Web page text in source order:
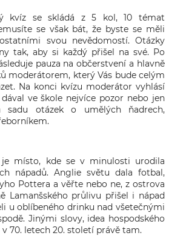
kvíz se skládá z 5 kol, 10 témat
se však bát, že byste se měli
svou nevědomostí. Otázky
tak, aby si každý přišel na své. Po
pauza na občerstvení a hlavně
moderátorem, který Vás bude celým
Na konci kvízu moderátor vyhlásí
ve škole nejvíce pozor nebo jen
otázek o umělých ňadrech,
je místo, kde se v minulosti urodila
nápadů. Anglie světu dala fotbal,
Pottera a věřte nebo ne, z ostrova
Lamanšského průlivu přišel i nápad
u oblíbeného drinku nad všetečnými
Jinými slovy, idea hospodského
70. letech 20. století právě tam.